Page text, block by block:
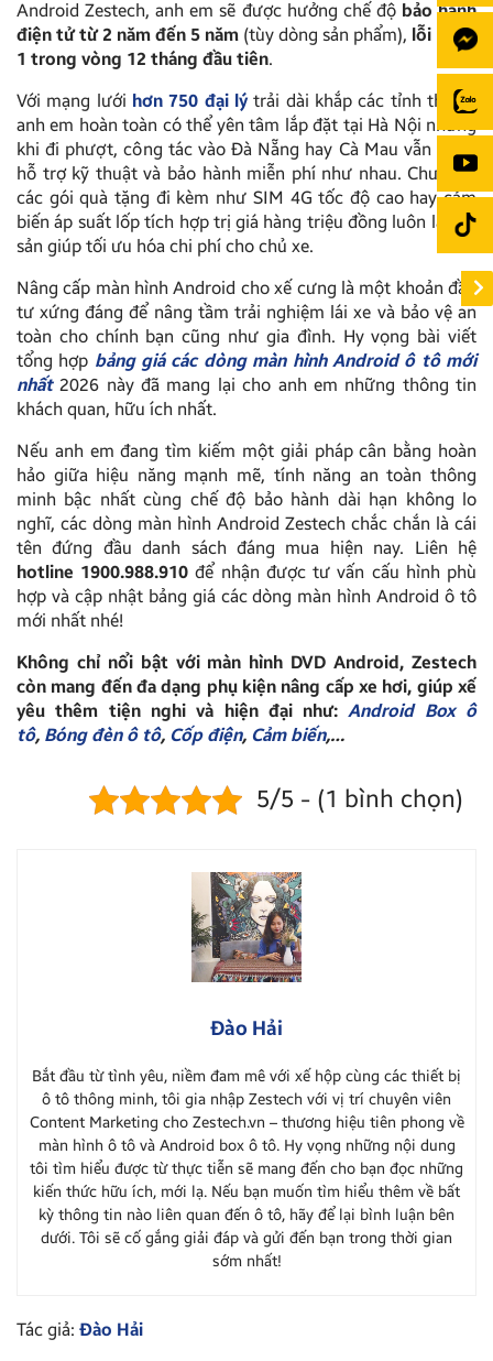
Android Zestech, anh em sẽ được hưởng chế độ bảo hành
điện tử từ 2 năm đến 5 năm (tùy dòng sản phẩm), lỗi 1 đổi
1 trong vòng 12 tháng đầu tiên.
Với mạng lưới hơn 750 đại lý trải dài khắp các tỉnh thành,
anh em hoàn toàn có thể yên tâm lắp đặt tại Hà Nội nhưng
khi đi phượt, công tác vào Đà Nẵng hay Cà Mau vẫn được
hỗ trợ kỹ thuật và bảo hành miễn phí như nhau. Chưa kể,
các gói quà tặng đi kèm như SIM 4G tốc độ cao hay cảm
biến áp suất lốp tích hợp trị giá hàng triệu đồng luôn là đặc
sản giúp tối ưu hóa chi phí cho chủ xe.
Nâng cấp màn hình Android cho xế cưng là một khoản đầu
tư xứng đáng để nâng tầm trải nghiệm lái xe và bảo vệ an
toàn cho chính bạn cũng như gia đình. Hy vọng bài viết
tổng hợp bảng giá các dòng màn hình Android ô tô mới
nhất2026 này đã mang lại cho anh em những thông tin
khách quan, hữu ích nhất.
Nếu anh em đang tìm kiếm một giải pháp cân bằng hoàn
hảo giữa hiệu năng mạnh mẽ, tính năng an toàn thông
minh bậc nhất cùng chế độ bảo hành dài hạn không lo
nghĩ, các dòng màn hình Android Zestech chắc chắn là cái
tên đứng đầu danh sách đáng mua hiện nay. Liên hệ
hotline 1900.988.910 để nhận được tư vấn cấu hình phù
hợp và cập nhật bảng giá các dòng màn hình Android ô tô
mới nhất nhé!
Không chỉ nổi bật với màn hình DVD Android, Zestech
còn mang đến đa dạng phụ kiện nâng cấp xe hơi, giúp xế
yêu thêm tiện nghi và hiện đại như:Android Box ô
tô, Bóng đèn ô tô, Cốp điện, Cảm biến,…
5/5 - (1 bình chọn)
Đào Hải
Bắt đầu từ tình yêu, niềm đam mê với xế hộp cùng các thiết bị
ô tô thông minh, tôi gia nhập Zestech với vị trí chuyên viên
Content Marketing cho Zestech.vn – thương hiệu tiên phong về
màn hình ô tô và Android box ô tô. Hy vọng những nội dung
tôi tìm hiểu được từ thực tiễn sẽ mang đến cho bạn đọc những
kiến thức hữu ích, mới lạ. Nếu bạn muốn tìm hiểu thêm về bất
kỳ thông tin nào liên quan đến ô tô, hãy để lại bình luận bên
dưới. Tôi sẽ cố gắng giải đáp và gửi đến bạn trong thời gian
sớm nhất!
Tác giả: Đào Hải